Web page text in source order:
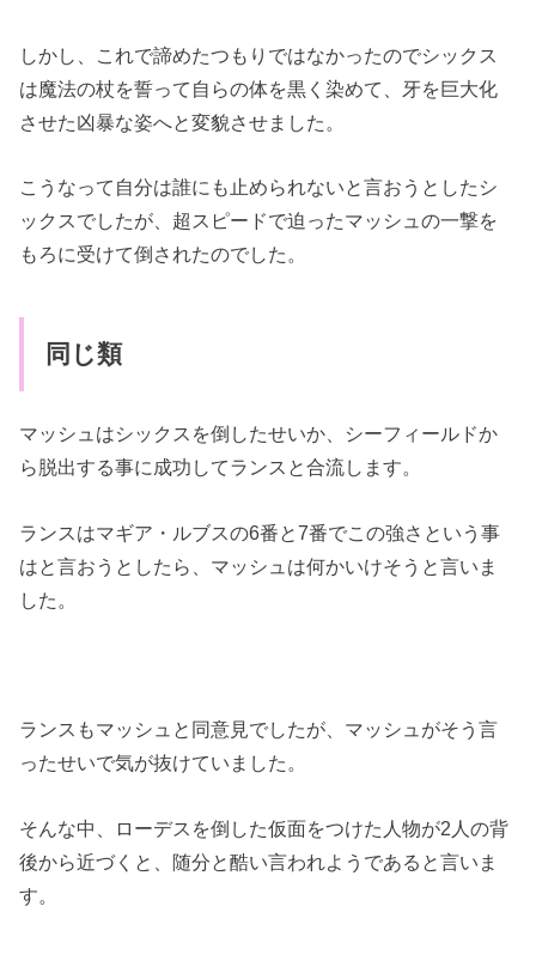
しかし、これで諦めたつもりではなかったのでシックス
は魔法の杖を誓って自らの体を黒く染めて、牙を巨大化
させた凶暴な姿へと変貌させました。
こうなって自分は誰にも止められないと言おうとしたシ
ックスでしたが、超スピードで迫ったマッシュの一撃を
もろに受けて倒されたのでした。
同じ類
マッシュはシックスを倒したせいか、シーフィールドか
ら脱出する事に成功してランスと合流します。
ランスはマギア・ルブスの6番と7番でこの強さという事
はと言おうとしたら、マッシュは何かいけそうと言いま
した。
ランスもマッシュと同意見でしたが、マッシュがそう言
ったせいで気が抜けていました。
そんな中、ローデスを倒した仮面をつけた人物が2人の背
後から近づくと、随分と酷い言われようであると言いま
す。